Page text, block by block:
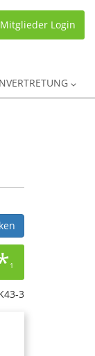
Mitglieder Login
1
3